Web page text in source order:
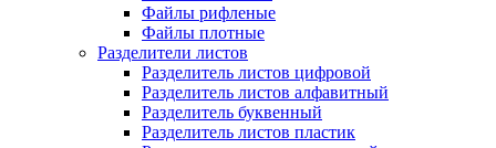
Файлы рифленые
Файлы плотные
Разделители листов
Разделитель листов цифровой
Разделитель листов алфавитный
Разделитель буквенный
Разделитель листов пластик